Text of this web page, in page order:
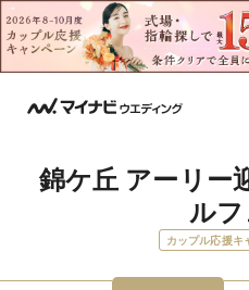
錦ケ丘 アーリー
ル
カップル応援キ